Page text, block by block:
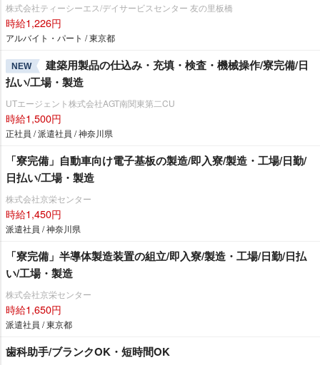
株式会社ティーシーエス/デイサービスセンター 友の里板橋
時給1,226円
アルバイト・パート / 東京都
NEW
建築用製品の仕込み・充填・検査・機械操作/寮完備/日
払い/工場・製造
UTエージェント株式会社AGT南関東第二CU
時給1,500円
正社員 / 派遣社員 / 神奈川県
「寮完備」自動車向け電子基板の製造/即入寮/製造・工場/日勤/
日払い/工場・製造
株式会社京栄センター
時給1,450円
派遣社員 / 神奈川県
「寮完備」半導体製造装置の組立/即入寮/製造・工場/日勤/日払
い/工場・製造
株式会社京栄センター
時給1,650円
派遣社員 / 東京都
歯科助手/ブランクOK・短時間OK